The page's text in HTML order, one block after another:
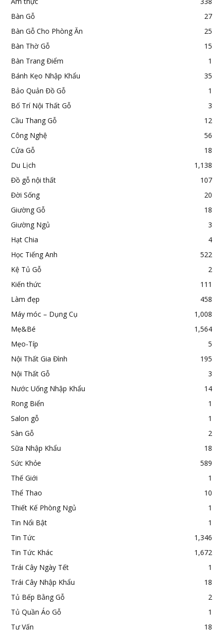
Bàn Gỗ
27
Bàn Gỗ Cho Phòng Ăn
25
Bàn Thờ Gỗ
15
Bàn Trang Điểm
1
Bánh Kẹo Nhập Khẩu
35
Bảo Quản Đồ Gỗ
1
Bố Trí Nội Thất Gỗ
3
Cầu Thang Gỗ
12
Công Nghệ
56
Cửa Gỗ
18
Du Lịch
1,138
Đồ gỗ nội thất
107
Đời Sống
20
Giường Gỗ
18
Giường Ngủ
3
Hạt Chia
4
Học Tiếng Anh
522
Kệ Tủ Gỗ
2
Kiến thức
111
Làm đẹp
458
Máy móc – Dụng Cụ
1,008
Mẹ&Bé
1,564
Mẹo-Típ
5
Nội Thất Gia Đình
195
Nội Thất Gỗ
3
Nước Uống Nhập Khẩu
14
Rong Biển
1
Salon gỗ
1
Sàn Gỗ
2
Sữa Nhập Khẩu
18
Sức Khỏe
589
Thế Giới
1
Thể Thao
10
Thiết Kế Phòng Ngủ
1
Tin Nổi Bật
1
Tin Tức
1,346
Tin Tức Khác
1,672
Trái Cây Ngày Tết
1
Trái Cây Nhập Khẩu
18
Tủ Bếp Bằng Gỗ
2
Tủ Quần Áo Gỗ
1
Tư Vấn
18